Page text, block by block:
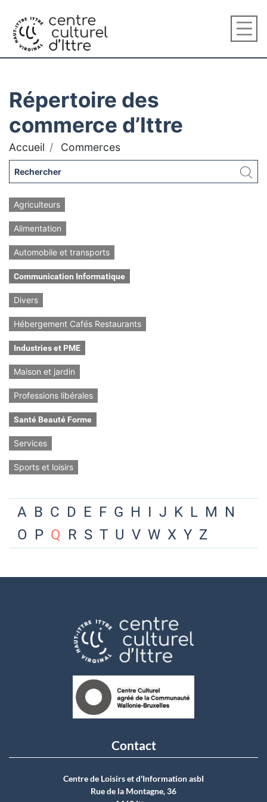
Répertoire des
commerce d’Ittre
Accueil Commerces
Agriculteurs
Alimentation
Automobile et transports
Communication Informatique
Divers
Hébergement Cafés Restaurants
Industries et PME
Maison et jardin
Professions libérales
Santé Beauté Forme
Services
Sports et loisirs
A B C D E F G H I J K L M N
O P Q R S T U V W X Y Z
Contact
Centre de Loisirs et d'Information asbI
Rue de la Montagne, 36